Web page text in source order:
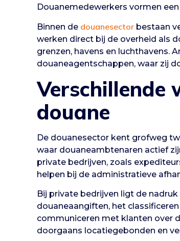
Douanemedewerkers vormen
Binnen de douanesector bestaan
werken direct bij de overheid als
grenzen, havens en luchthavens.
douaneagentschappen, waar zij
Verschillende
douane
De douanesector kent grofweg
waar douaneambtenaren actief
private bedrijven, zoals
helpen bij de administratieve
Bij private bedrijven ligt de
douaneaangiften, het
communiceren met klanten over
doorgaans locatiegebonden en